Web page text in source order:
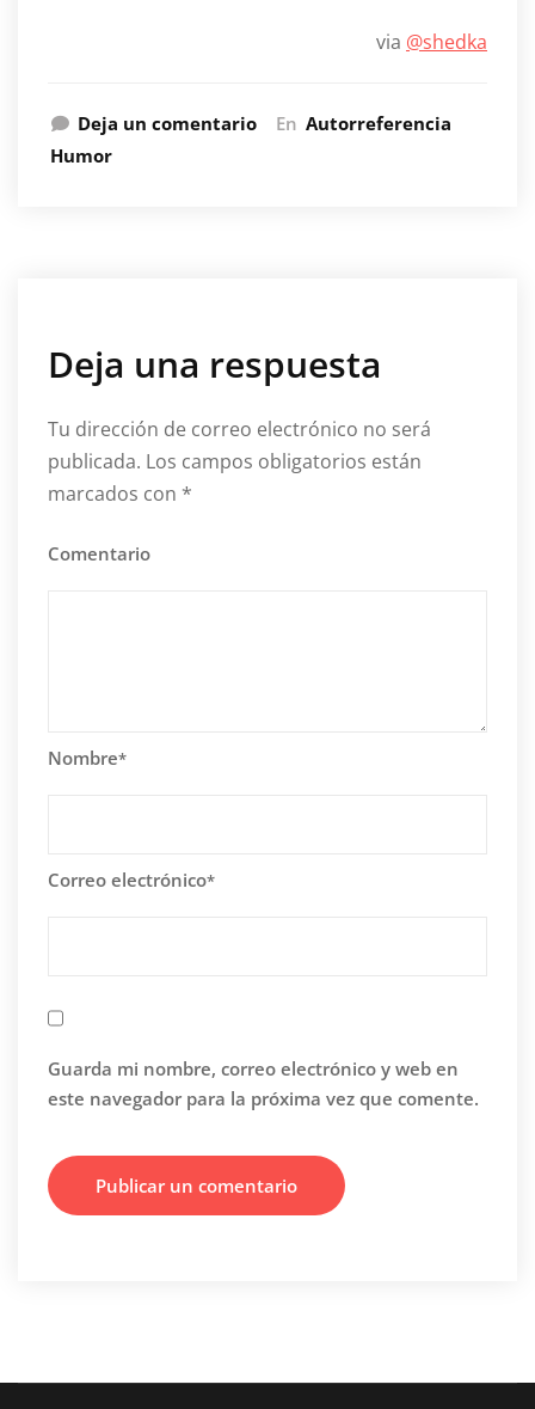
via @shedka
Deja un comentario En Autorreferencia
Humor
Deja una respuesta
Tu dirección de correo electrónico no será
publicada. Los campos obligatorios están
marcados con *
Comentario
Nombre*
Correo electrónico*
Guarda mi nombre, correo electrónico y web en
este navegador para la próxima vez que comente.